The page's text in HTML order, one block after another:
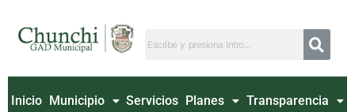
contenido
Inicio Municipio Servicios Planes Transparencia
por: